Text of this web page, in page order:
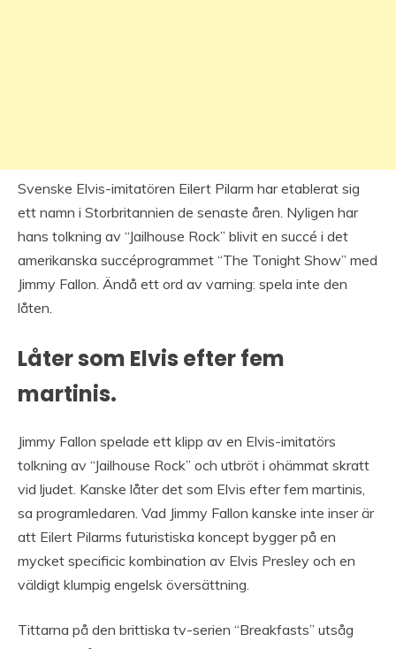
Svenske Elvis-imitatören Eilert Pilarm har etablerat sig
ett namn i Storbritannien de senaste åren. Nyligen har
hans tolkning av “Jailhouse Rock” blivit en succé i det
amerikanska succéprogrammet “The Tonight Show” med
Jimmy Fallon. Ändå ett ord av varning: spela inte den
låten.
Låter som Elvis efter fem
martinis.
Jimmy Fallon spelade ett klipp av en Elvis-imitatörs
tolkning av “Jailhouse Rock” och utbröt i ohämmat skratt
vid ljudet. Kanske låter det som Elvis efter fem martinis,
sa programledaren. Vad Jimmy Fallon kanske inte inser är
att Eilert Pilarms futuristiska koncept bygger på en
mycket specificic kombination av Elvis Presley och en
väldigt klumpig engelsk översättning.
Tittarna på den brittiska tv-serien “Breakfasts” utsåg